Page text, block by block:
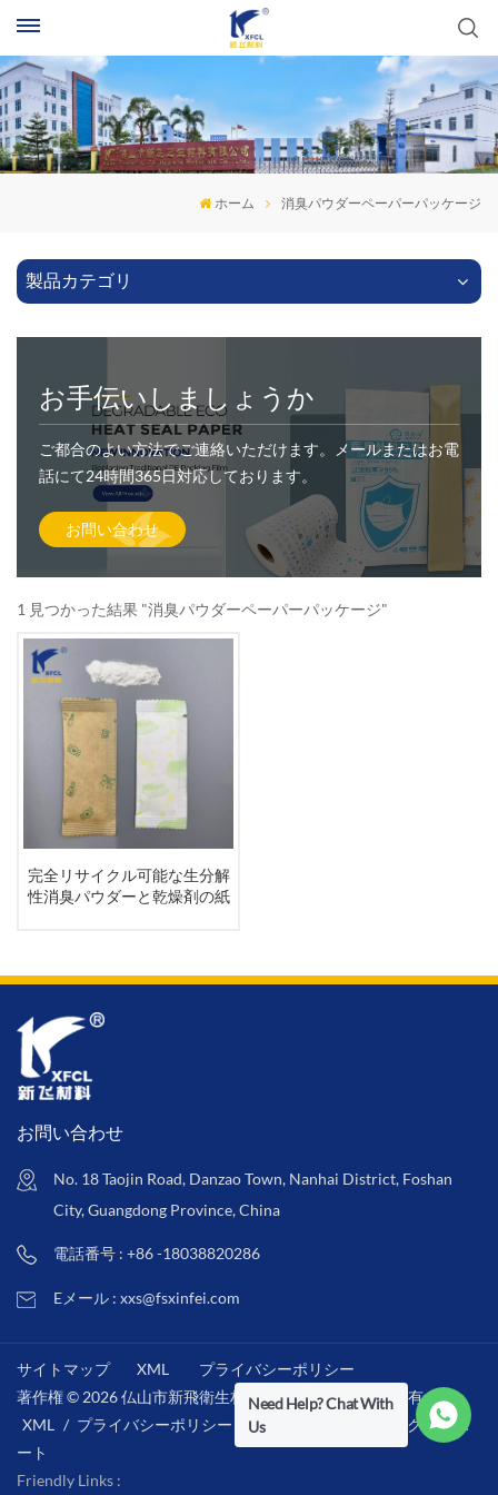
ホーム 消臭パウダーペーパーパッケージ
製品カテゴリ
お手伝いしましょうか
ご都合のよい方法でご連絡いただけます。メールまたはお電
話にて24時間365日対応しております。
お問い合わせ
1 見つかった結果 "消臭パウダーペーパーパッケージ"
完全リサイクル可能な生分解
性消臭パウダーと乾燥剤の紙
お問い合わせ
No. 18 Taojin Road, Danzao Town, Nanhai District, Foshan
City, Guangdong Province, China
電話番号 : +86 -18038820286
Eメール : xxs@fsxinfei.com
サイトマップ XML
プライバシーポリシー
著作権 © 2026 仏山市新飛衛生材料株式会社 .全著作権所有 . /
XML / プライバシーポリシー /
IPv6ネットワークをサポ
ート
Friendly Links :
Need Help? Chat With
Us